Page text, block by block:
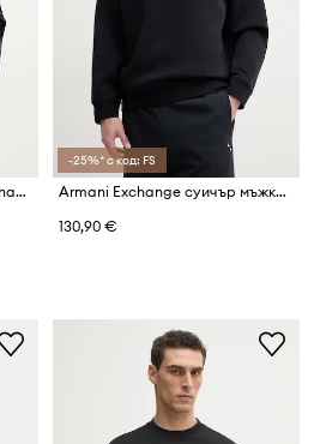
Памучен суичър Armani Exchange
-25%* с код: FS
Armani Exchange суичър мъжки с памук
130,90 €